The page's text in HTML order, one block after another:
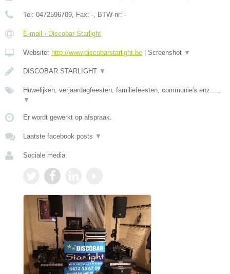
Tel: 0472596709 , Fax: - , BTW-nr: -
E-mail › Discobar Starlight
Website: http://www.discobarstarlight.be Screenshot ▼
DISCOBAR STARLIGHT ▼
Huwelijken, verjaardagfeesten, familiefeesten, communie's enz....,
▼
Er wordt gewerkt op afspraak.
Laatste facebook posts ▼
Sociale media: